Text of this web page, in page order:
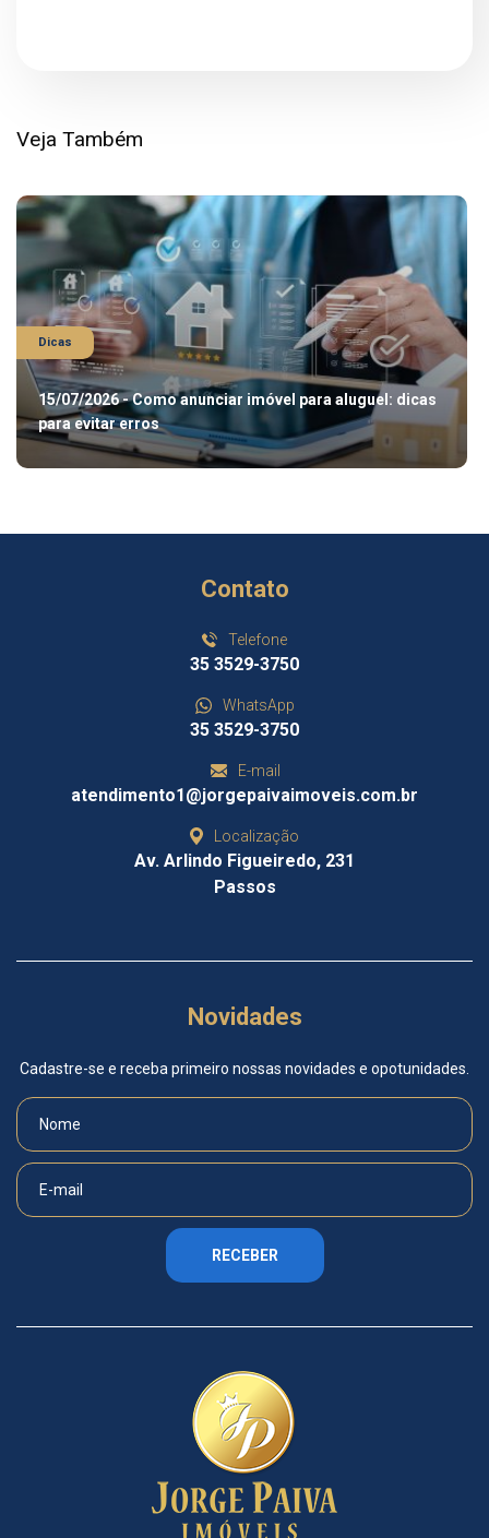
Veja Também
Dicas
15/07/2026 - Como anunciar imóvel para aluguel: dicas
para evitar erros
Contato
Telefone
35 3529-3750
WhatsApp
35 3529-3750
E-mail
atendimento1@jorgepaivaimoveis.com.br
Localização
Av. Arlindo Figueiredo, 231
Passos
Novidades
Cadastre-se e receba primeiro nossas novidades e opotunidades.
RECEBER